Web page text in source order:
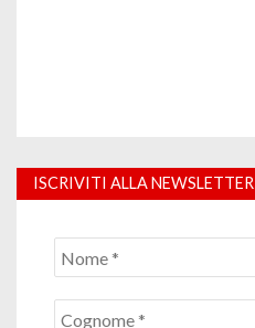
ISCRIVITI ALLA NEWSLETTER